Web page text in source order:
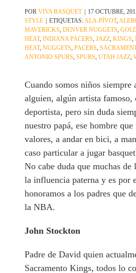
PORVIVA BASQUET 17 OCTUBRE,
STYLE
ETIQUETAS:ALA-PÍVOT,
MAVERICKS,DENVER NUGGETS,
HEAT,INDIANA PACERS,JAZZ,KINGS,
HEAT,NUGGETS,PACERS,
ANTONIO SPURS,SPURS,UTAH JAZZ,
Cuando somos niños siempre
alguien, algún artista famoso,
deportista, pero sin duda
nuestro papá, ese hombre que
valores, a andar en bici, a
caso particular a jugar
No cabe duda que muchas de
la influencia paterna y es por
honoramos a los padres que
la NBA.
John Stockton
Padre de David quien
Sacramento Kings, todos lo